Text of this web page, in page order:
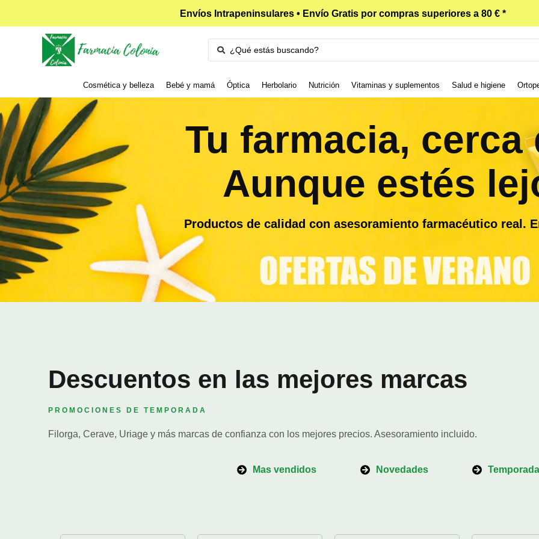
Envíos Intrapeninsulares • Envío Gratis por compras superiores a 80 € *
Cosmética y belleza Bebé y mamá Óptica Herbolario Nutrición Vitaminas y suplementos Salud e higiene
Tu farmacia, cerca
Aunque estés
Productos de calidad con asesoramiento farmacéutico real.
Ver Promociones
Descuentos en las mejores marcas
PROMOCIONES DE TEMPORADA
Filorga, Cerave, Uriage y más marcas de confianza con los mejores precios. Asesoramiento incluido.
Mas vendidos Novedades Temporada